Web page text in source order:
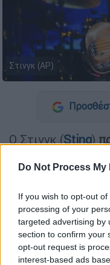
Do Not Process
If you wish to opt-out
processing of your
targeted advertising by
section to confirm your
opt-out request is
interest-based ads
Στινγκ (AP)
Ο Στινγκ (Sting)
δημόσια
εμφανίστηκε
του, Τρούντι
εκδήλωση «The
Spring Gala».